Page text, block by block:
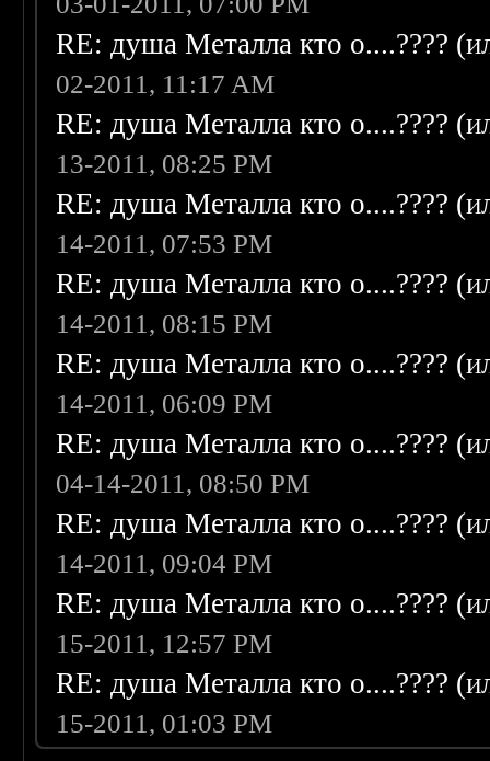
RE: душа Металла кто о....????
02-2011, 11:17 AM
RE: душа Металла кто о....????
13-2011, 08:25 PM
RE: душа Металла кто о....????
14-2011, 07:53 PM
RE: душа Металла кто о....????
14-2011, 08:15 PM
RE: душа Металла кто о....????
14-2011, 06:09 PM
RE: душа Металла кто о....????
04-14-2011, 08:50 PM
RE: душа Металла кто о....????
14-2011, 09:04 PM
RE: душа Металла кто о....????
15-2011, 12:57 PM
RE: душа Металла кто о....????
15-2011, 01:03 PM